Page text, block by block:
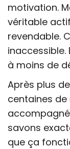
motivation.
véritable
revendable.
inaccessible.
à moins de
Après plus
centaines de
savons
que ça